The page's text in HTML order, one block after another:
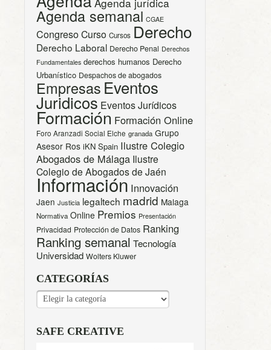
Agenda semanal CGAE
CongresoCurso Cursos Derecho
Derecho Laboral Derecho Penal Derechos
Fundamentales derechos humanos Derecho
Urbanístico Despachos de abogados
Empresas Eventos
Juridicos Eventos Jurídicos
Formación Formación Online
Foro Aranzadi Social Elche granada Grupo
Asesor Ros iKN Spain Ilustre Colegio
Abogados de Málaga Ilustre
Colegio de Abogados de Jaén
Información Innovación
Jaen Justicia legaltech madrid Malaga
Normativa Online Premios Presentación
Privacidad Protección de Datos Ranking
Ranking semanal Tecnología
Universidad Wolters Kluwer
CATEGORÍAS
CATEGORÍAS
SAFE CREATIVE